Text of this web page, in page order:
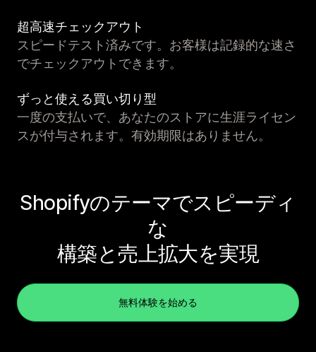
超高速チェックアウト
スピードテスト済みです。お客様は記録的な速さ
でチェックアウトできます。
ずっと使える買い切り型
一度の支払いで、あなたのストアに生涯ライセン
スが付与されます。有効期限はありません。
Shopifyのテーマでスピーディ
な
構築と売上拡大を実現
無料体験を始める